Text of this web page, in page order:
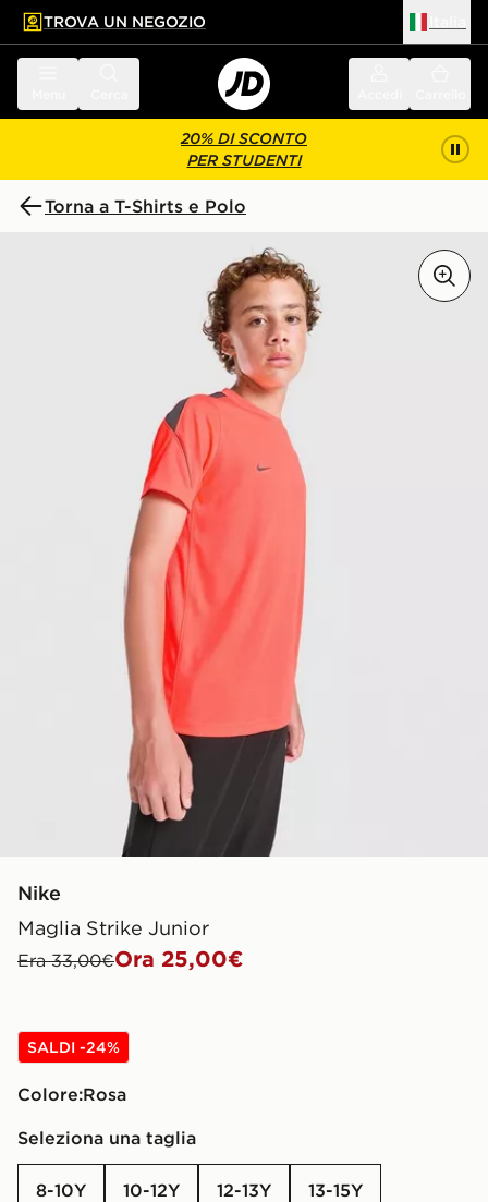
principale
a fondo pagina
TROVA UN NEGOZIO
20% DI SCONTO
PER STUDENTI
Torna a T-Shirts e Polo
Nike
Maglia Strike Junior
Era 33,00€Ora 25,00€
SALDI -24%
Colore: rosa
Seleziona una taglia
8-10Y 10-12Y 12-13Y 13-15Y